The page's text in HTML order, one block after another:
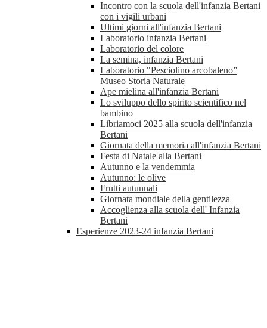
Incontro con la scuola dell'infanzia Bertani
con i vigili urbani
Ultimi giorni all'infanzia Bertani
Laboratorio infanzia Bertani
Laboratorio del colore
La semina, infanzia Bertani
Laboratorio "Pesciolino arcobaleno”
Museo Storia Naturale
Ape mielina all'infanzia Bertani
Lo sviluppo dello spirito scientifico nel
bambino
Libriamoci 2025 alla scuola dell'infanzia
Bertani
Giornata della memoria all'infanzia Bertani
Festa di Natale alla Bertani
Autunno e la vendemmia
Autunno: le olive
Frutti autunnali
Giornata mondiale della gentilezza
Accoglienza alla scuola dell' Infanzia
Bertani
Esperienze 2023-24 infanzia Bertani